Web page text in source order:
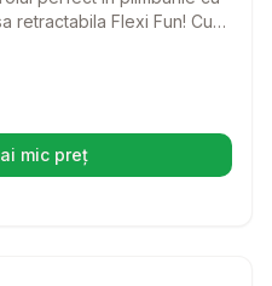
retractabila Flexi Fun! Cu
la 50 kg, oferindu-le
mic preț
(se deschide într-o filă nouă)